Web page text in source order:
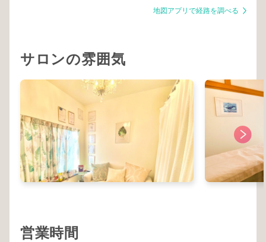
地図アプリで経路を調べる
サロンの雰囲気
営業時間